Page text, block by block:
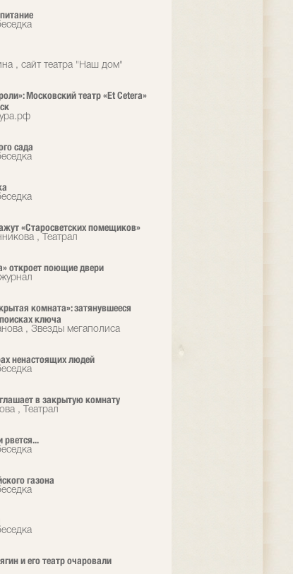
, сайт театра "Наш дом"
Московский театр «Et Cetera»
сада
«Старосветских помещиков»
, Театрал
откроет поющие двери
комната»: затянувшееся
ключа
, Звезды мегаполиса
ненастоящих людей
в закрытую комнату
, Театрал
рвется...
газона
и его театр очаровали